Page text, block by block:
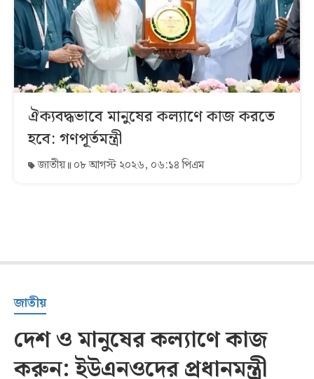
ঐক্যবদ্ধভাবে মানুষের কল্যাণে কাজ করতে
হবে: গণপূর্তমন্ত্রী
জাতীয় ০৮ আগস্ট ২০২৬, ০৬:১৪ পিএম
জাতীয়
দেশ ও মানুষের কল্যাণে কাজ
করুন: ইউএনওদের প্রধানমন্ত্রী